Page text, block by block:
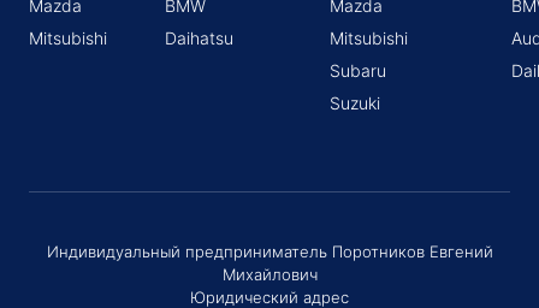
Mazda
Mitsubishi
BMW
Daihatsu
Mazda
Mitsubishi
Subaru
Suzuki
Индивидуальный предприниматель Поротников Евгений
Михайлович
Юридический адрес